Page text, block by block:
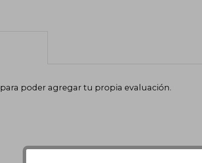
para poder agregar tu propia evaluación.